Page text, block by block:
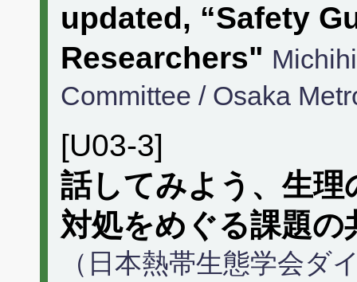
updated, “Safety
Researchers"
Committee / Osaka
[U03-3]
話してみよう、生理
対処をめぐる課題の
（日本熱帯生態学会ダ